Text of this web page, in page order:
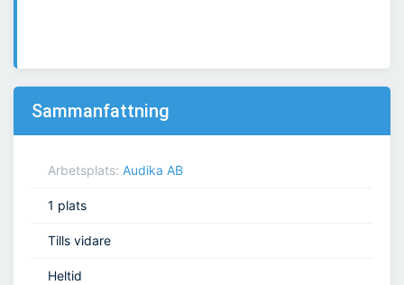
Sammanfattning
Arbetsplats: Audika AB
1 plats
Tills vidare
Heltid